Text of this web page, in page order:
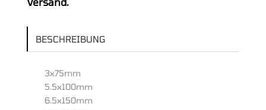
verchromt
und
satiniert,
teilig
Menge
BESCHREIBUNG
3x75mm
5.5x100mm
6.5x150mm